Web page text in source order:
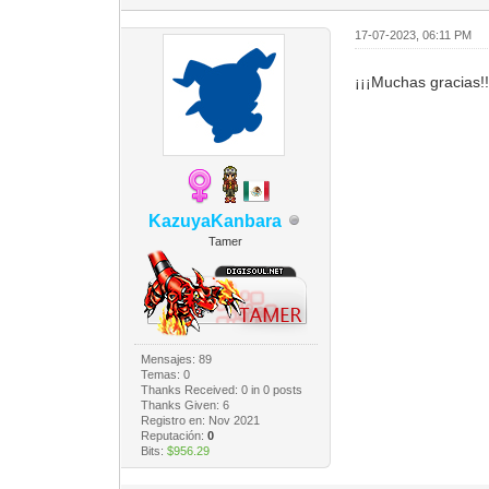
KazuyaKanbara
Tamer
Mensajes: 89
Temas: 0
Thanks Received: 0in 0 posts
Thanks Given: 6
Registro en: Nov 2021
Reputación: 0
Bits: $956.29
17-07-2023, 06:11 PM
¡¡¡Muchas